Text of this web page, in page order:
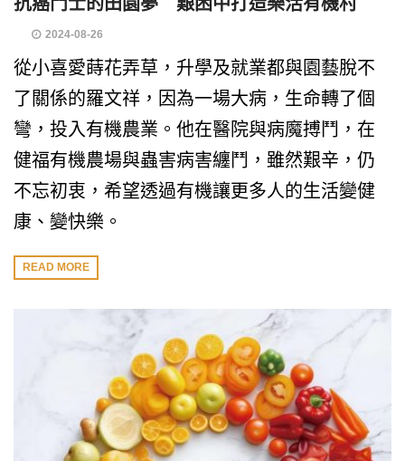
2024-08-26
從小喜愛蒔花弄草，升學及就業都與園藝脫不
了關係的羅文祥，因為一場大病，生命轉了個
彎，投入有機農業。他在醫院與病魔搏鬥，在
健福有機農場與蟲害病害纏鬥，雖然艱辛，仍
不忘初衷，希望透過有機讓更多人的生活變健
康、變快樂。
READ MORE